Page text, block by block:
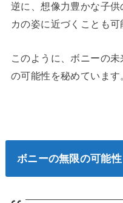
逆に、想像力豊かな子
カの姿に近づくことも可
このように、ボニーの
の可能性を秘めています
ボニーの無限の可能性